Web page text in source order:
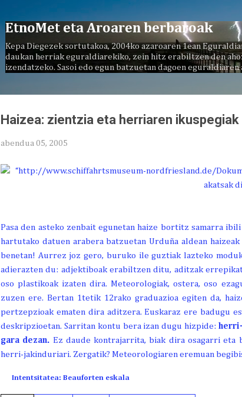
EtnoMet eta Aroaren berbaroak
Kepa Diegezek sortutakoa, 2004ko azaroaren 1ean
daukan herriak eguraldiarekiko, zein hitz erabiltzen den
izendatzeko. Sasoi edo egun batzuetan dagoen
Haizea: zientzia eta herriaren ikuspegiak
abendua 05, 2005
Pasa den asteko zenbait egunetan haize bortitz samarra
hartutako datuen arabera batzuetan Urduña aldean
benetan! Aurrez joz gero, buruko ile guztiak lazteko
adierazten du: adjektiboak erabiltzen ditu, aditzak
oso plastikoak izaten dira. Meteorologiak, ostera, oso
zuzen ere. Bertan 1tetik 12rako graduazioa egiten da,
pertzepzioak ematen dira aditzera. Euskaraz ere badugu
deskripzioetan. Sarritan kontu bera izan dugu hizpide:
gara dezan. Ez daude kontrajarrita, biak dira osagarri eta
herri-jakinduriari. Zergatik? Meteorologiaren eremuan
Intentsitatea: Beauforten eskala
ETZI
LR. 8
16º/ 30º